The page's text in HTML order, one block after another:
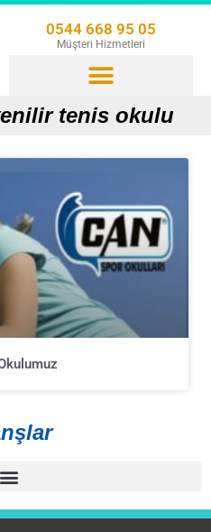
0544 668 95 05
Müşteri Hizmetleri
tenis okulu